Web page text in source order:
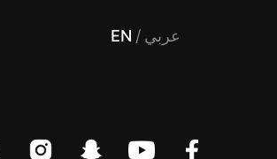
EN / عربي